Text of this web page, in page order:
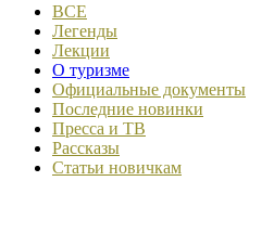
ВСЕ
Легенды
Лекции
О туризме
Официальные документы
Последние новинки
Пресса и ТВ
Рассказы
Статьи новичкам